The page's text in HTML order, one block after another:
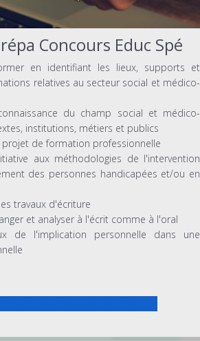
Concours Educ Spé
en identifiant les lieux, supports et
relatives au secteur social et médico-
du champ social et médico-
institutions, métiers et publics
de formation professionnelle
aux méthodologies de l'intervention
des personnes handicapées et/ou en
travaux d'écriture
et analyser à l'écrit comme à l'oral
de l'implication personnelle dans une